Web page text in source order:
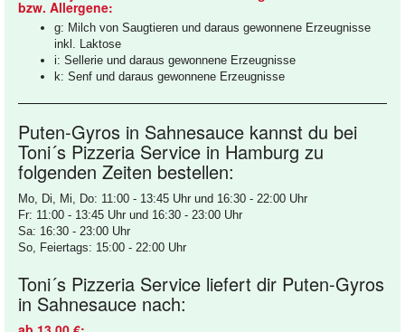
bzw. Allergene:
g: Milch von Saugtieren und daraus gewonnene Erzeugnisse
inkl. Laktose
i: Sellerie und daraus gewonnene Erzeugnisse
k: Senf und daraus gewonnene Erzeugnisse
Puten-Gyros in Sahnesauce kannst du bei
Toni´s Pizzeria Service in Hamburg zu
folgenden Zeiten bestellen:
Mo, Di, Mi, Do: 11:00 - 13:45 Uhr und 16:30 - 22:00 Uhr
Fr: 11:00 - 13:45 Uhr und 16:30 - 23:00 Uhr
Sa: 16:30 - 23:00 Uhr
So, Feiertags: 15:00 - 22:00 Uhr
Toni´s Pizzeria Service liefert dir Puten-Gyros
in Sahnesauce nach: